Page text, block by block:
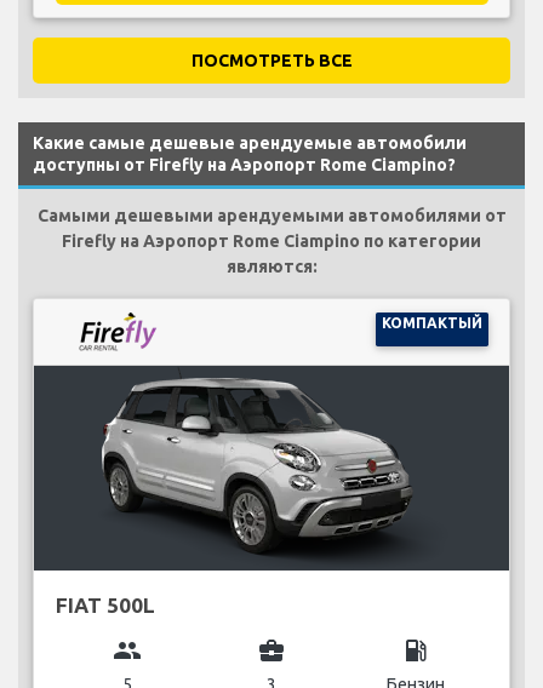
ПОСМОТРЕТЬ ВСЕ
Какие самые дешевые арендуемые автомобили
доступны от Firefly на Аэропорт Rome Ciampino?
Самыми дешевыми арендуемыми автомобилями от
Firefly на Аэропорт Rome Ciampino по категории
являются:
КОМПАКТЫЙ
FIAT 500L
group
5
business_center
3
local_gas_station
Бензин